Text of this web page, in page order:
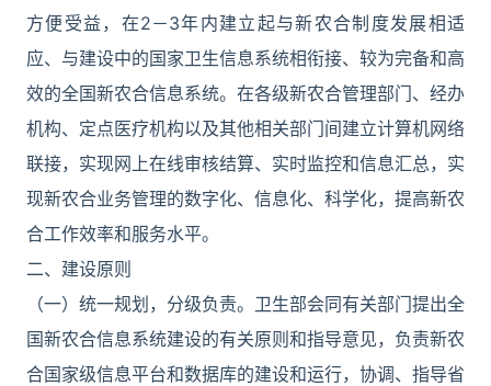
方便受益，在2－3年内建立起与新农合制度发展相适
应、与建设中的国家卫生信息系统相衔接、较为完备和高
效的全国新农合信息系统。在各级新农合管理部门、经办
机构、定点医疗机构以及其他相关部门间建立计算机网络
联接，实现网上在线审核结算、实时监控和信息汇总，实
现新农合业务管理的数字化、信息化、科学化，提高新农
合工作效率和服务水平。
二、建设原则
（一）统一规划，分级负责。卫生部会同有关部门提出全
国新农合信息系统建设的有关原则和指导意见，负责新农
合国家级信息平台和数据库的建设和运行，协调、指导省